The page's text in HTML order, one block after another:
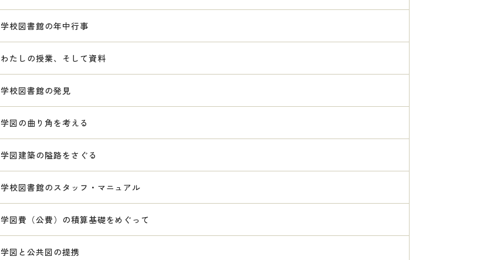
学校図書館の年中行事
わたしの授業、そして資料
学校図書館の発見
学図の曲り角を考える
学図建築の隘路をさぐる
学校図書館のスタッフ・マニュアル
学図費（公費）の積算基礎をめぐって
学図と公共図の提携